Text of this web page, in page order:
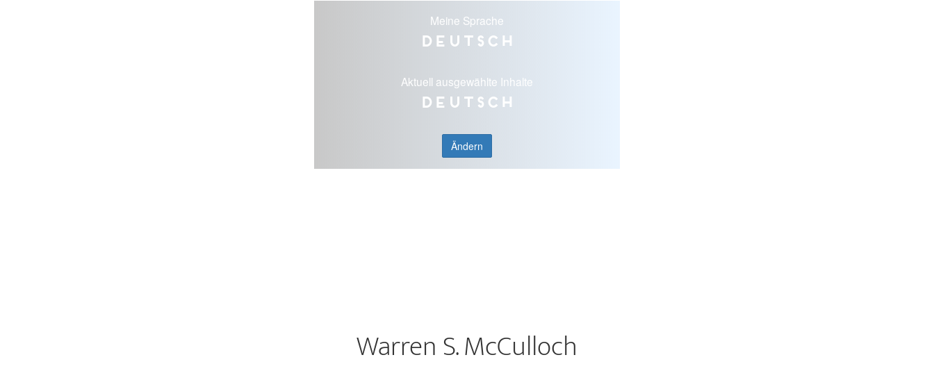
Meine Sprache
Deutsch
Aktuell ausgewählte Inhalte
Deutsch
Ändern
Warren S. McCulloch